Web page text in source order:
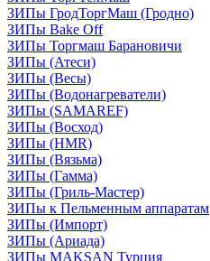
ЗИПы ГродТоргМаш (Гродно)
ЗИПы Bake Off
ЗИПы Торгмаш Барановичи
ЗИПы (Атеси)
ЗИПы (Весы)
ЗИПы (Водонагреватели)
ЗИПы (SAMAREF)
ЗИПы (Восход)
ЗИПы (HMR)
ЗИПы (Вязьма)
ЗИПы (Гамма)
ЗИПы (Гриль-Мастер)
ЗИПы к Пельменным аппаратам
ЗИПы (Импорт)
ЗИПы (Ариада)
ЗИПы MAKSAN Турция